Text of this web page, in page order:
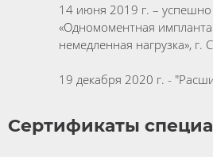
14 июня 2019 г. – успешно
«Одномоментная
немедленная нагрузка», г.
19 декабря 2020 г. -
20 декабря 2020 г. -
Сертификаты